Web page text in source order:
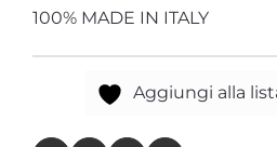
100% MADE IN ITALY
Aggiungi alla